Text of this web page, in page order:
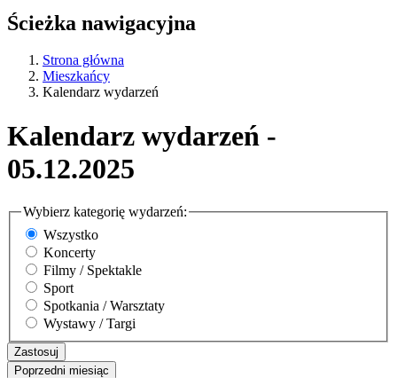
Ścieżka nawigacyjna
Strona główna
Mieszkańcy
Kalendarz wydarzeń
Kalendarz wydarzeń -
05.12.2025
Wybierz kategorię wydarzeń:
Wszystko
Koncerty
Filmy / Spektakle
Sport
Spotkania / Warsztaty
Wystawy / Targi
Poprzedni miesiąc